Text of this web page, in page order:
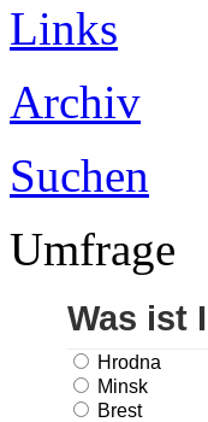
Links
Archiv
Suchen
Umfrage
Was ist
Hrodna
Minsk
Brest